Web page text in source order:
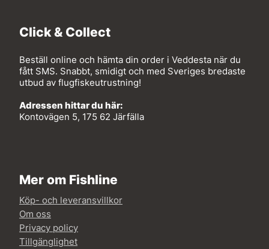
Click & Collect
Beställ online och hämta din order i Veddesta när du
fått SMS. Snabbt, smidigt och med Sveriges bredaste
utbud av flugfiskeutrustning!
Adressen hittar du här:
Kontovägen 5, 175 62 Järfälla
Mer om Fishline
Köp- och leveransvillkor
Om oss
Privacy policy
Tillgänglighet